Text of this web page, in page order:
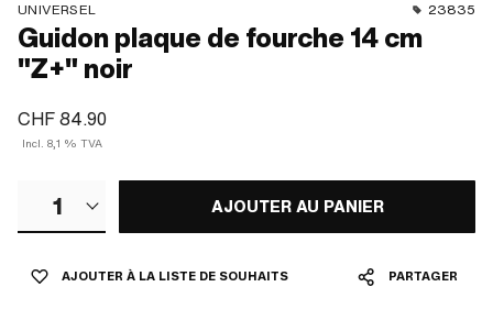
UNIVERSEL 23835
Guidon plaque de fourche 14 cm
"Z+" noir
CHF 84.90
Incl. 8,1 % TVA
1 AJOUTER AU PANIER
AJOUTER À LA LISTE DE SOUHAITS PARTAGER